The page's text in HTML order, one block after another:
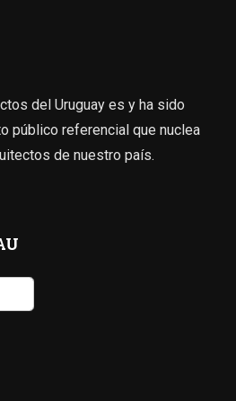
del Uruguay es y ha sido
público referencial que nuclea
de nuestro país.